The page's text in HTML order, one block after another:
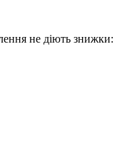
не діють знижки: